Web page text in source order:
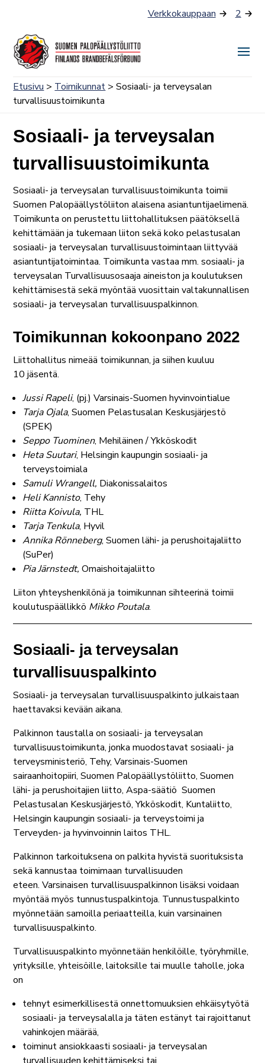
Verkkokauppaan 2
Etusivu > Toimikunnat > Sosiaali- ja terveysalan
turvallisuustoimikunta
Sosiaali- ja terveysalan
turvallisuustoimikunta
Sosiaali- ja terveysalan turvallisuustoimikunta toimii
Suomen Palopäällystöliiton alaisena asiantuntijaelimenä.
Toimikunta on perustettu liittohallituksen päätöksellä
kehittämään ja tukemaan liiton sekä koko pelastusalan
sosiaali- ja terveysalan turvallisuustoimintaan liittyvää
asiantuntijatoimintaa. Toimikunta vastaa mm. sosiaali- ja
terveysalan Turvallisuusosaaja aineiston ja koulutuksen
kehittämisestä sekä myöntää vuosittain valtakunnallisen
sosiaali- ja terveysalan turvallisuuspalkinnon.
Toimikunnan kokoonpano 2022
Liittohallitus nimeää toimikunnan, ja siihen kuuluu
10 jäsentä.
Jussi Rapeli, (pj.) Varsinais-Suomen hyvinvointialue
Tarja Ojala, Suomen Pelastusalan Keskusjärjestö
(SPEK)
Seppo Tuominen, Mehiläinen / Ykköskodit
Heta Suutari, Helsingin kaupungin sosiaali- ja
terveystoimiala
Samuli Wrangell, Diakonissalaitos
Heli Kannisto, Tehy
Riitta Koivula, THL
Tarja Tenkula, Hyvil
Annika Rönneberg, Suomen lähi- ja perushoitajaliitto
(SuPer)
Pia Järnstedt, Omaishoitajaliitto
Liiton yhteyshenkilönä ja toimikunnan sihteerinä toimii
koulutuspäällikkö Mikko Poutala.
Sosiaali- ja terveysalan
turvallisuuspalkinto
Sosiaali- ja terveysalan turvallisuuspalkinto julkaistaan
haettavaksi kevään aikana.
Palkinnon taustalla on sosiaali- ja terveysalan
turvallisuustoimikunta, jonka muodostavat sosiaali- ja
terveysministeriö, Tehy, Varsinais-Suomen
sairaanhoitopiiri, Suomen Palopäällystöliitto, Suomen
lähi- ja perushoitajien liitto, Aspa-säätiö Suomen
Pelastusalan Keskusjärjestö, Ykköskodit, Kuntaliitto,
Helsingin kaupungin sosiaali- ja terveystoimi ja
Terveyden- ja hyvinvoinnin laitos THL.
Palkinnon tarkoituksena on palkita hyvistä suorituksista
sekä kannustaa toimimaan turvallisuuden
eteen. Varsinaisen turvallisuuspalkinnon lisäksi voidaan
myöntää myös tunnustuspalkintoja. Tunnustuspalkinto
myönnetään samoilla periaatteilla, kuin varsinainen
turvallisuuspalkinto.
Turvallisuuspalkinto myönnetään henkilöille, työryhmille,
yrityksille, yhteisöille, laitoksille tai muulle taholle, joka
on
tehnyt esimerkillisestä onnettomuuksien ehkäisytyötä
sosiaali- ja terveysalalla ja täten estänyt tai rajoittanut
vahinkojen määrää,
toiminut ansiokkaasti sosiaali- ja terveysalan